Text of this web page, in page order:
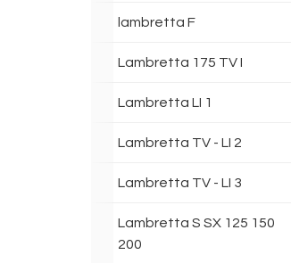
lambretta F
Lambretta 175 TV I
Lambretta LI 1
Lambretta TV - LI 2
Lambretta TV - LI 3
Lambretta S SX 125 150
200